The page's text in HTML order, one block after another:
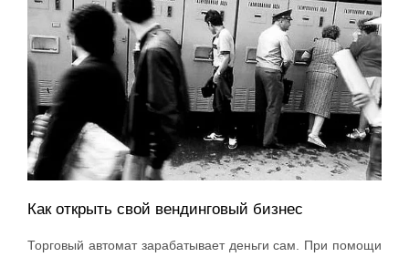
Как открыть свой вендинговый бизнес
Торговый автомат зарабатывает деньги сам. При помощи